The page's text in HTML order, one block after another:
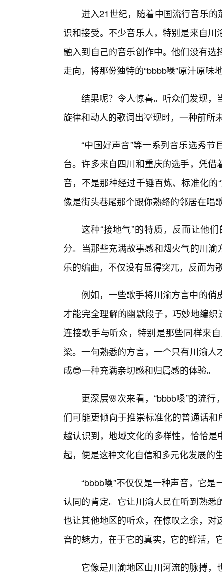
进入21世纪，随着中国流行音乐的
识和接受。不少音乐人，特别是来自
融入到自己的音乐创作中。他们没有
走向，将那份独特的“bbbb嗓”原汁原味
结果呢？令人惊喜。听众们发现，
旋律和动人的歌词出💡现时，一种前所
“中国好声音”等一系列音乐选秀节
台。许多来自四川和重庆的选手，凭
音，不是那种经过千锤百炼、标准化
像是街头巷尾那个跟你熟络的邻居在唱
这种“接地气”的特质，反而让他
分。当那些充满故事感和烟火气的川渝
乐的编曲，不仅没有显得突兀，反而为
例如，一些歌手将川渝方言中的俏
才能完全理解的幽默段子，巧妙地编
连接歌手与听众，特别是那些同样来
梁。一句熟悉的方言，一个只有川渝
成😎一种充满亲切感和归属感的体验。
更深层🌸次来看，“bbbb嗓”的流
们可能更倾向于推崇标准化的普通话
越认识到，地域文化的多样性，恰恰是
起，便是这种文化自信和多元化发展的
“bbbb嗓”不仅仅是一种声音，它
认同的肯定。它让川渝人民在听到熟
也让其他地区的听众，在惊叹之余，
音的魅力，在于它的真实，它的鲜活，
它像是川渝地区山川河流的脉搏